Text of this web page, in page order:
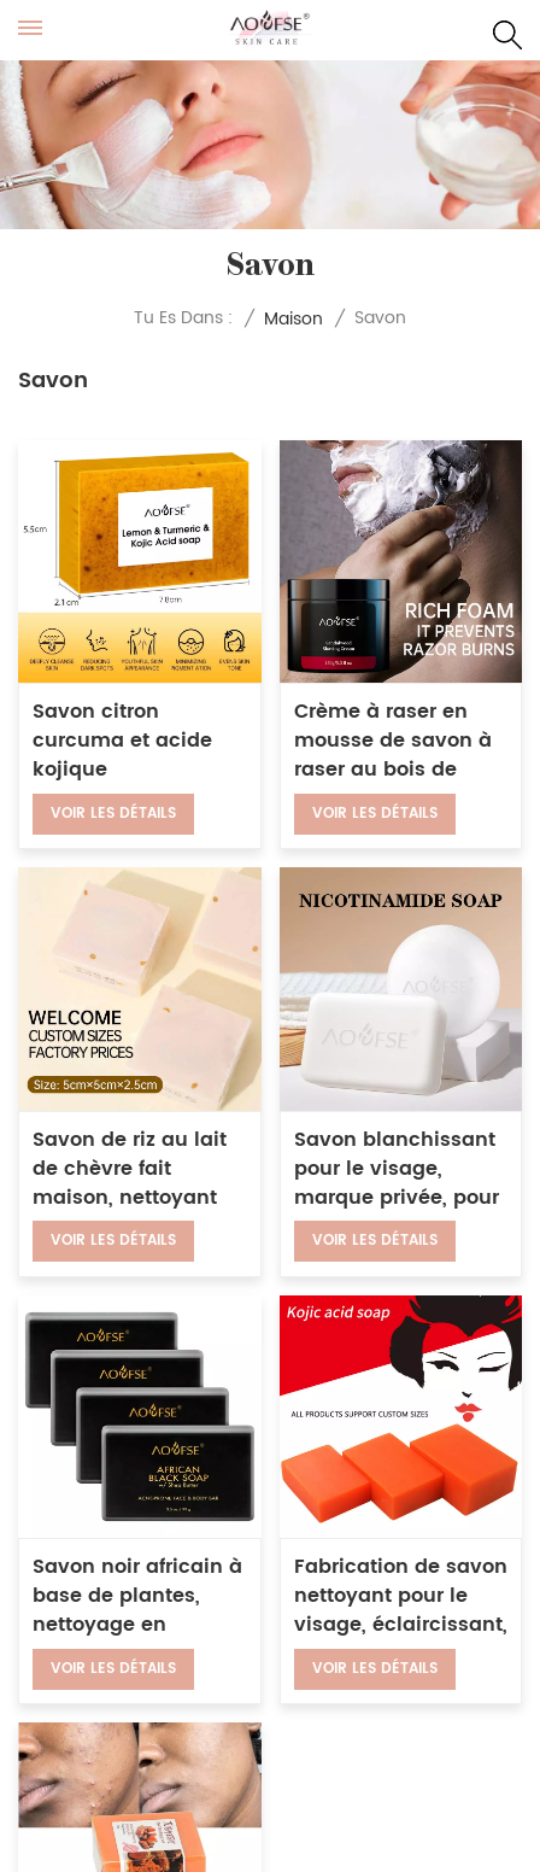
Savon
Tu Es Dans : / Maison / Savon
Savon
Savon citron
curcuma et acide
kojique
VOIR LES DÉTAILS
Crème à raser en
mousse de savon à
raser au bois de
santal
VOIR LES DÉTAILS
Savon de riz au lait
de chèvre fait
maison, nettoyant
pour le visage,
biologique, naturel,
hydratant, beauté
VOIR LES DÉTAILS
Savon blanchissant
pour le visage,
marque privée, pour
hommes et femmes,
soins pour la peau,
niacinamide fait
VOIR LES DÉTAILS
Savon noir africain à
base de plantes,
nettoyage en
profondeur
personnalisé, savon
biologique naturel
VOIR LES DÉTAILS
Fabrication de savon
nettoyant pour le
visage, éclaircissant,
Original, Kojie San,
savon à l'acide
VOIR LES DÉTAILS